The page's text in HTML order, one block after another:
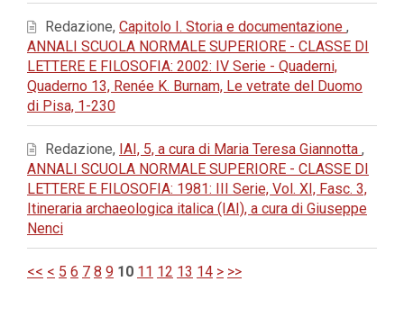
Redazione, Capitolo I. Storia e documentazione ,
ANNALI SCUOLA NORMALE SUPERIORE - CLASSE DI
LETTERE E FILOSOFIA: 2002: IV Serie - Quaderni,
Quaderno 13, Renée K. Burnam, Le vetrate del Duomo
di Pisa, 1-230
Redazione, IAI, 5, a cura di Maria Teresa Giannotta ,
ANNALI SCUOLA NORMALE SUPERIORE - CLASSE DI
LETTERE E FILOSOFIA: 1981: III Serie, Vol. XI, Fasc. 3,
Itineraria archaeologica italica (IAI), a cura di Giuseppe
Nenci
<< < 5 6 7 8 9 10 11 12 13 14 > >>